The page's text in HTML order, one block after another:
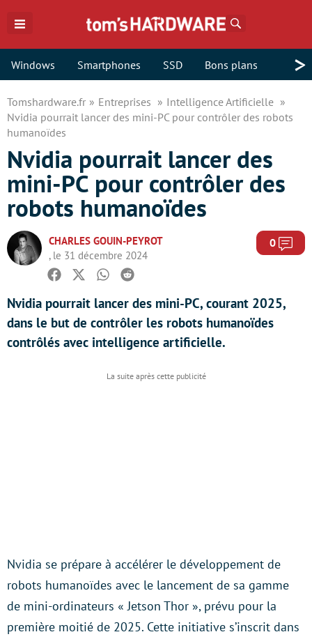
Windows Smartphones SSD Bons plans >
Tomshardware.fr Entreprises
Intelligence Artificielle
Nvidia pourrait lancer des mini-PC pour contrôler des robots
humanoïdes
Nvidia pourrait lancer des
mini-PC pour contrôler des
robots humanoïdes
CHARLES GOUIN-PEYROT
, le 31 décembre 2024
0
Facebook
TwitterWhatsapp
Reddit
Nvidia pourrait lancer des mini-PC, courant 2025,
dans le but de contrôler les robots humanoïdes
contrôlés avec intelligence artificielle.
Nvidia se prépare à accélérer le développement de
robots humanoïdes avec le lancement de sa gamme
de mini-ordinateurs « Jetson Thor », prévu pour la
première moitié de 2025. Cette initiative s’inscrit dans